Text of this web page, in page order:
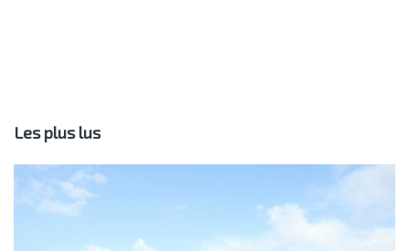
Les plus lus